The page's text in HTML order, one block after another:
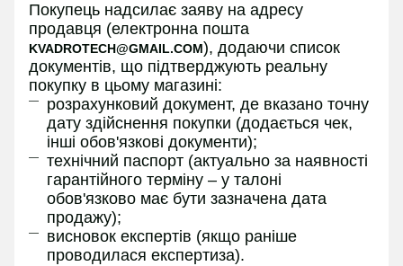
Покупець надсилає заяву на адресу
продавця (електронна пошта
KVADROTECH@GMAIL.COM), додаючи список
документів, що підтверджують реальну
покупку в цьому магазині:
розрахунковий документ, де вказано точну
дату здійснення покупки (додається чек,
інші обов'язкові документи);
технічний паспорт (актуально за наявності
гарантійного терміну – у талоні
обов'язково має бути зазначена дата
продажу);
висновок експертів (якщо раніше
проводилася експертиза).